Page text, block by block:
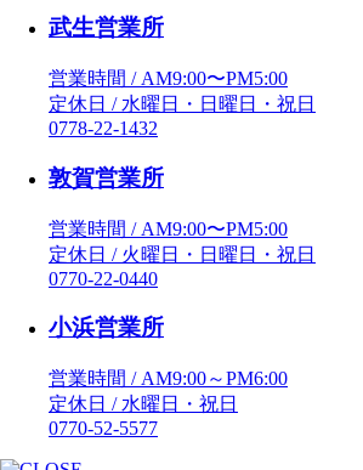
武生営業所
営業時間 / AM9:00〜PM5:00
定休日 / 水曜日・日曜日・祝日
0778-22-1432
敦賀営業所
営業時間 / AM9:00〜PM5:00
定休日 / 火曜日・日曜日・祝日
0770-22-0440
小浜営業所
営業時間 / AM9:00～PM6:00
定休日 / 水曜日・祝日
0770-52-5577